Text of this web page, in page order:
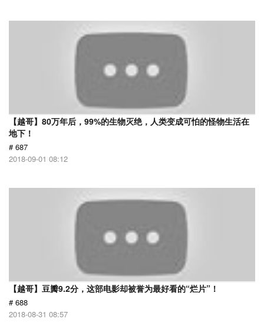
【越哥】80万年后，99%的生物灭绝，人类变成可怕的怪物生活在
地下！
# 687
2018-09-01 08:12
【越哥】豆瓣9.2分，这部电影却被誉为最好看的“烂片”！
# 688
2018-08-31 08:57